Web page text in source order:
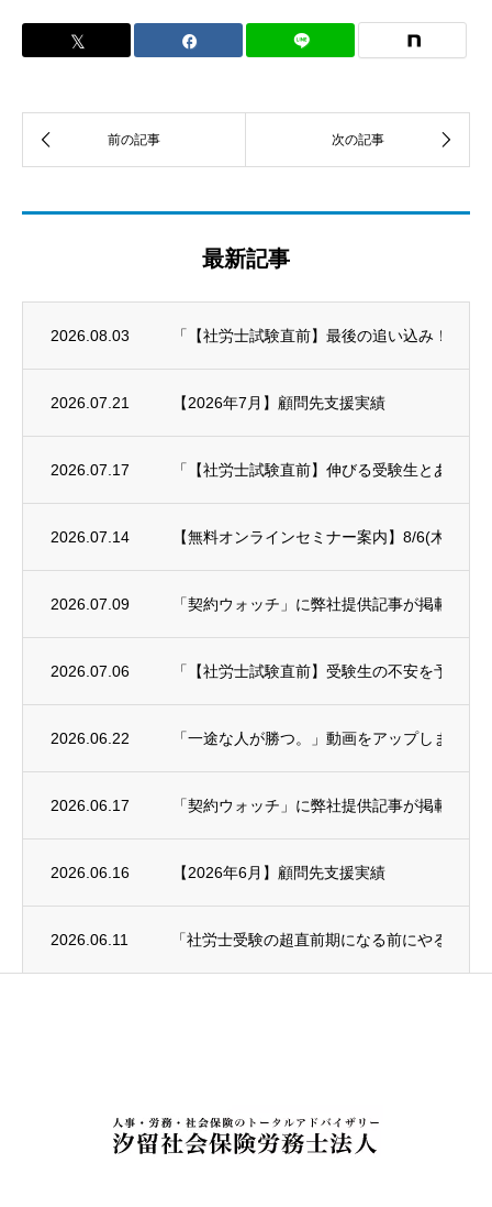
最新記事
2026.08.03 「【社労士試験直前】最後の追い込み！科
2026.07.21 【2026年7月】顧問先支援実績
2026.07.17 「【社労士試験直前】伸びる受験生とあと
2026.07.14 【無料オンラインセミナー案内】8/6(木)年
2026.07.09 「契約ウォッチ」に弊社提供記事が掲載され
2026.07.06 「【社労士試験直前】受験生の不安を予備
2026.06.22 「一途な人が勝つ。」動画をアップしました
2026.06.17 「契約ウォッチ」に弊社提供記事が掲載され
2026.06.16 【2026年6月】顧問先支援実績
2026.06.11 「社労士受験の超直前期になる前にやること